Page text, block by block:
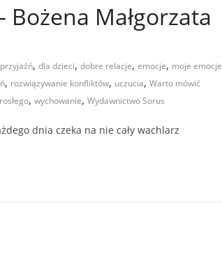
Małgorzata
, dla dzieci, dobre relacje, emocje, moje emocje
, rozwiązywanie konfliktów, uczucia, Warto mówić
, wychowanie, Wydawnictwo Sorus
dnia czeka na nie cały wachlarz